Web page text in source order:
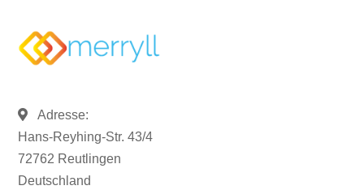
Adresse:
Hans-Reyhing-Str. 43/4
72762 Reutlingen
Deutschland